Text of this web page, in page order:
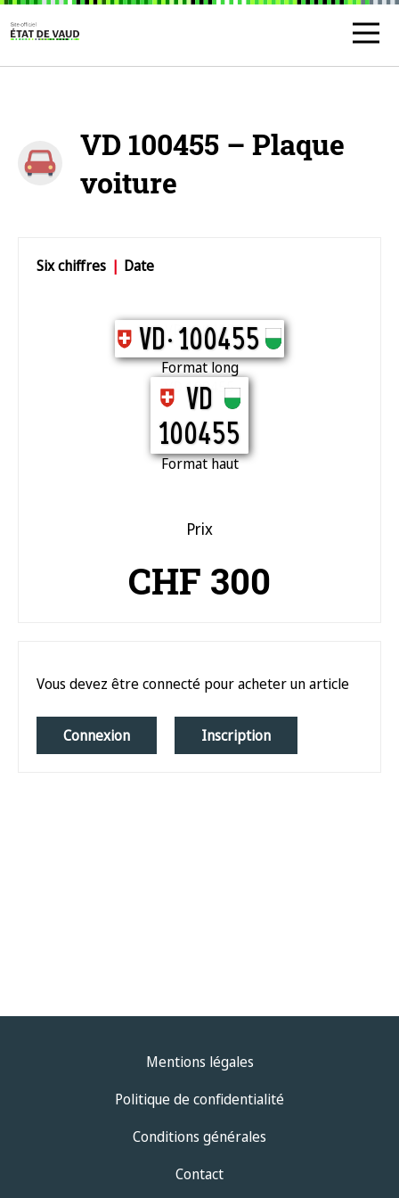
VD 100455 – Plaque
voiture
Six chiffres | Date
VD. 100455
VD 100455
Format long
VD
100455
VD 100455
Format haut
Prix
CHF 300
Vous devez être connecté pour acheter un article
Connexion Inscription
Mentions légales
Politique de confidentialité
Conditions générales
Contact